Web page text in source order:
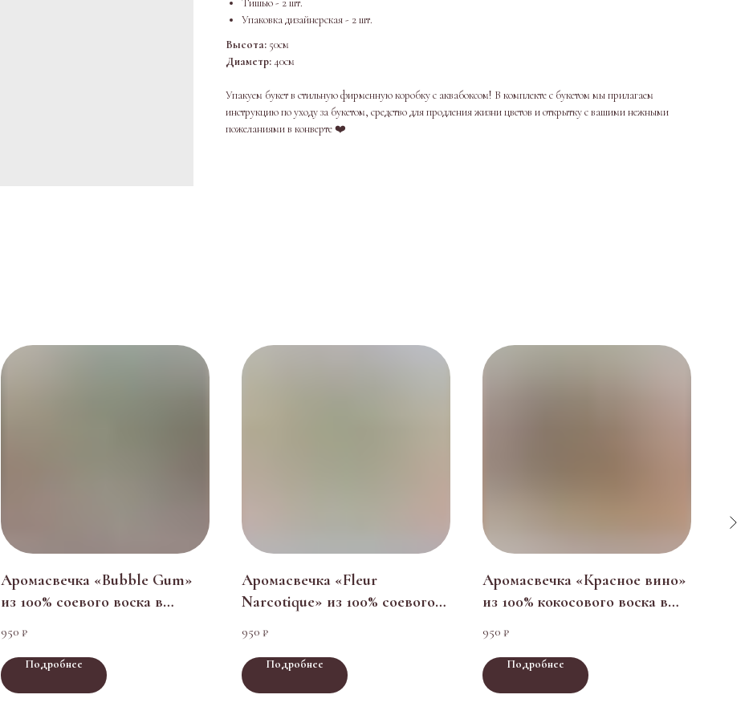
Тишью - 2 шт.
Упаковка дизайнерская - 2 шт.
Высота: 50см
Диаметр:40см
Упакуем букет в стильную фирменную коробку с аквабоксом! В комплекте с букетом мы прилагаем
инструкцию по уходу за букетом, средство для продления жизни цветов и открытку с вашими нежными
пожеланиями в конверте ❤️
Аромасвечка «Bubble Gum»
из 100% соевого воска в
950 ₽
Подробнее
Аромасвечка «Fleur
Narcotique» из 100% соевого
950 ₽
Подробнее
Аромасвечка «Красное вино»
из 100% кокосового воска в
950 ₽
Подробнее